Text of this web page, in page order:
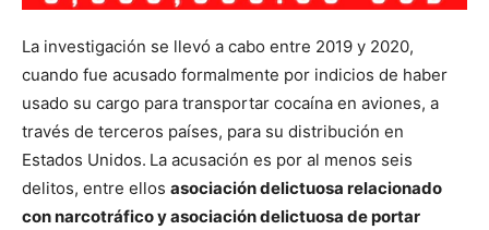
La investigación se llevó a cabo entre 2019 y 2020,
cuando fue acusado formalmente por indicios de haber
usado su cargo para transportar cocaína en aviones, a
través de terceros países, para su distribución en
Estados Unidos. La acusación es por al menos seis
delitos, entre ellos asociación delictuosa relacionado
con narcotráfico y asociación delictuosa de portar